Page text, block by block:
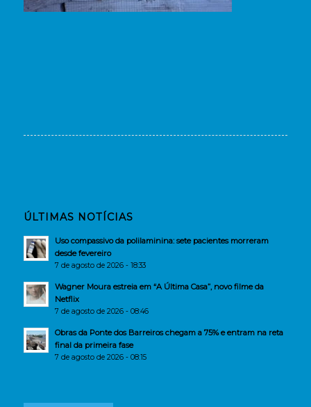
ÚLTIMAS NOTÍCIAS
Uso compassivo da polilaminina: sete pacientes morreram
desde fevereiro
7 de agosto de 2026 - 18:33
Wagner Moura estreia em “A Última Casa”, novo filme da
Netflix
7 de agosto de 2026 - 08:46
Obras da Ponte dos Barreiros chegam a 75% e entram na reta
final da primeira fase
7 de agosto de 2026 - 08:15